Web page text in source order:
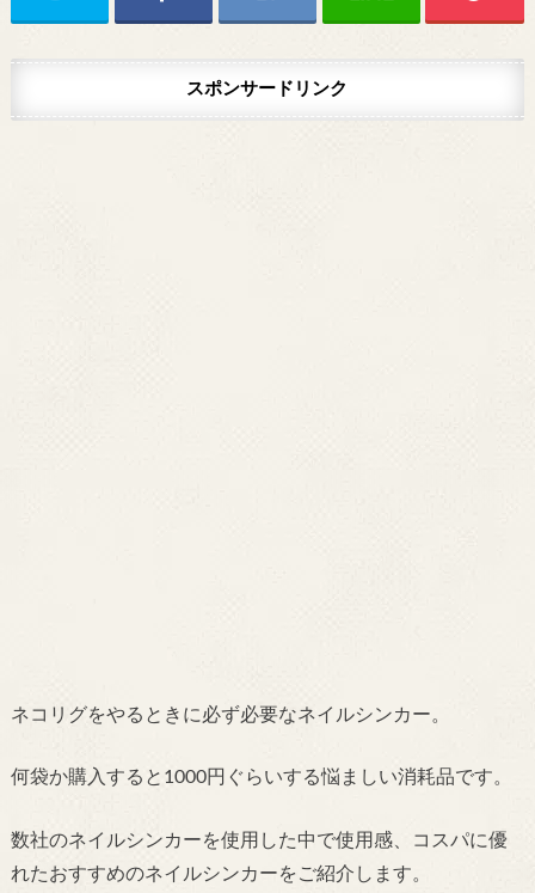
スポンサードリンク
ネコリグをやるときに必ず必要なネイルシンカー。
何袋か購入すると1000円ぐらいする悩ましい消耗品です。
数社のネイルシンカーを使用した中で使用感、
コスパに優
れたおすすめのネイルシンカーをご紹介します。